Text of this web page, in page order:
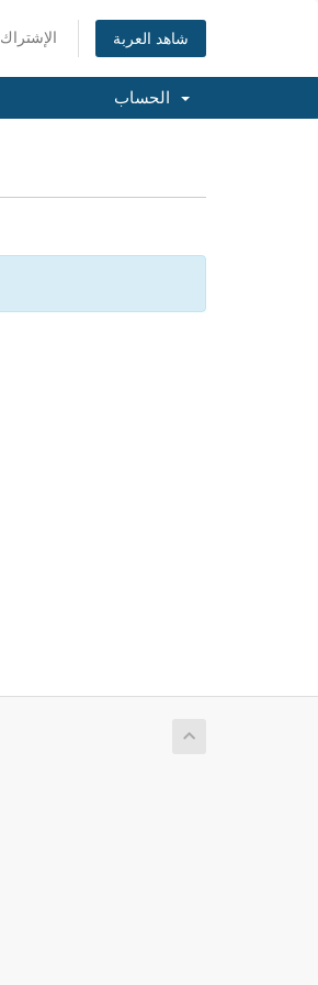
الإشتراك شاهد العربة